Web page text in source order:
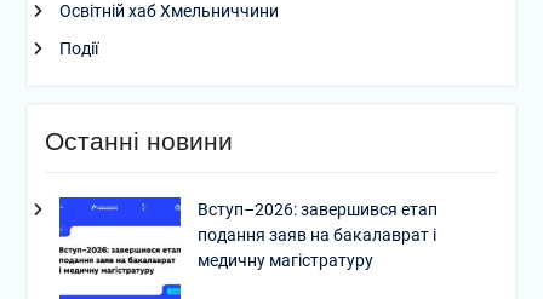
Освітній хаб Хмельниччини
Події
Останні новини
Вступ–2026: завершився етап
подання заяв на бакалаврат і
медичну магістратуру